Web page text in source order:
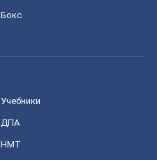
Бокс
Учебники
ДПА
НМТ